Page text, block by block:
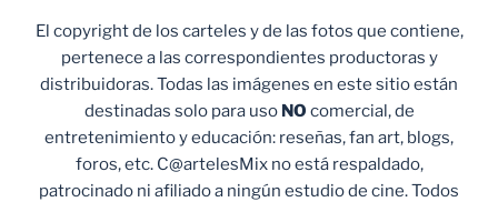
El copyright de los carteles y de las fotos que contiene,
pertenece a las correspondientes productoras y
distribuidoras. Todas las imágenes en este sitio están
destinadas solo para uso NO comercial, de
entretenimiento y educación: reseñas, fan art, blogs,
foros, etc. C@artelesMix no está respaldado,
patrocinado ni afiliado a ningún estudio de cine. Todos